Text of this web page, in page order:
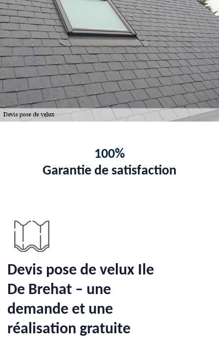
100%
Garantie de satisfaction
Devis pose de velux Ile
De Brehat – une
demande et une
réalisation gratuite